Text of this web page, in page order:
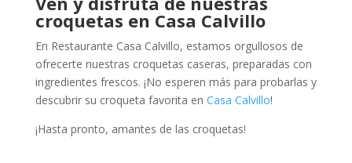
croquetas en Casa Calvillo
En Restaurante Casa Calvillo, estamos orgullosos de
ofrecerte nuestras croquetas caseras, preparadas con
ingredientes frescos. ¡No esperen más para probarlas y
descubrir su croqueta favorita en Casa Calvillo!
¡Hasta pronto, amantes de las croquetas!